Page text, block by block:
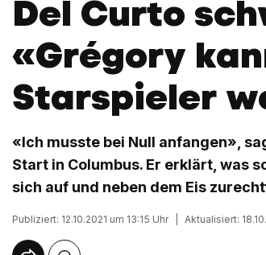
Del Curto
«Grégory
Starspieler
«Ich musste bei Null anfangen»,
Start in Columbus. Er erklärt, was
sich auf und neben dem Eis
Publiziert: 12.10.2021 um 13:15 Uhr Aktualisiert: